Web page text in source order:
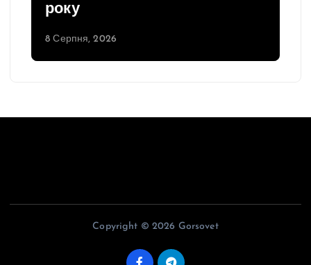
року
8 Серпня, 2026
Copyright © 2026 Gorsovet